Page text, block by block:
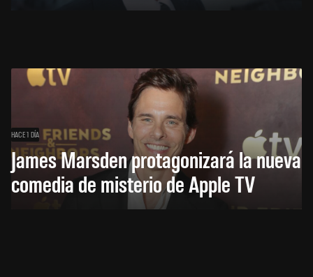
HACE 1 DÍA
James Marsden protagonizará la nueva
comedia de misterio de Apple TV